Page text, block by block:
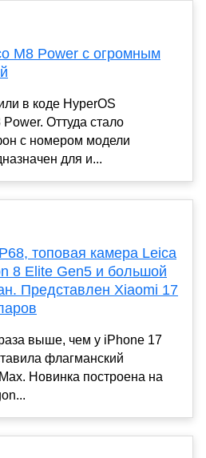
M8 Power с огромным
в коде HyperOS
Оттуда стало
с номером модели
для и...
топовая камера Leica
8 Elite Gen5 и большой
Представлен Xiaomi 17
выше, чем у iPhone 17
флагманский
Новинка построена на